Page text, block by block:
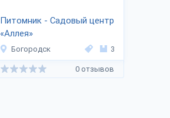
Питомник - Садовый центр
«Аллея»
Богородск 3
0 отзывов